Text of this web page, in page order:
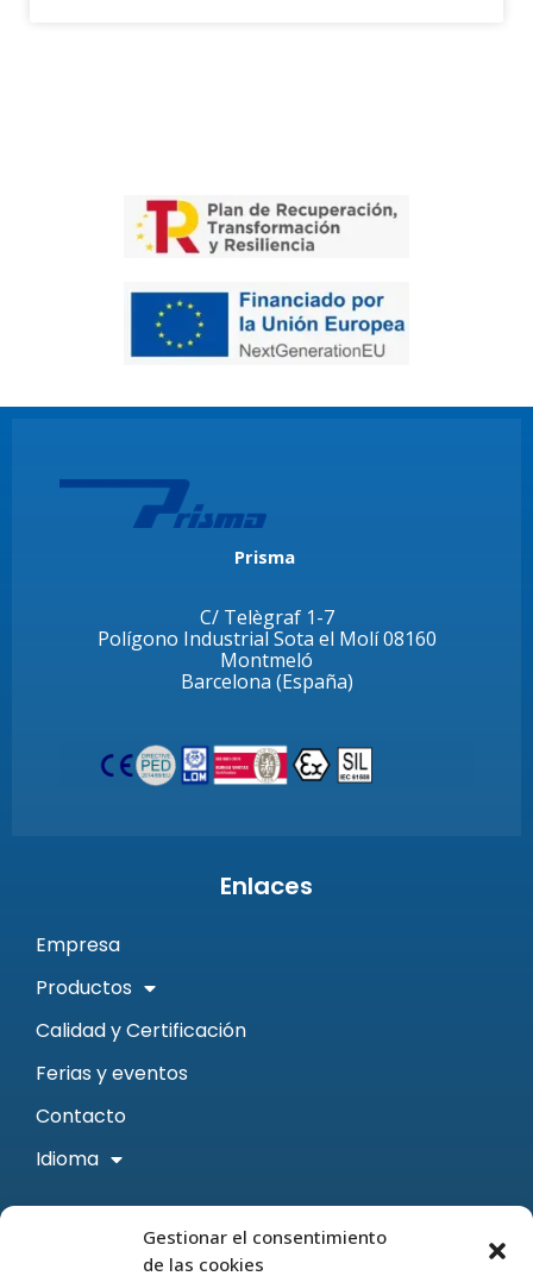
Gestionar el consentimiento
de las cookies
Prisma
C/ Telègraf 1-7
Polígono Industrial Sota el Molí 08160
Montmeló
Barcelona (España)
Enlaces
Empresa
Productos
Calidad y Certificación
Ferias y eventos
Contacto
Idioma
Contacto